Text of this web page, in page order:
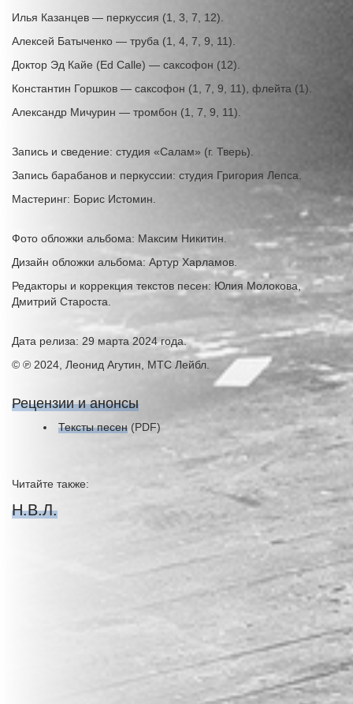
Илья Казанцев — перкуссия (1, 3, 7, 12).
Алексей Батыченко — труба (1, 4, 7, 9, 11).
Доктор Эд Кайе (Ed Calle) — саксофон (12).
Константин Горшков — саксофон (1, 7, 9, 11), флейта (1).
Александр Мичурин — тромбон (1, 7, 9, 11).
Запись и сведение: студия «Салам» (г. Тверь).
Запись барабанов и перкуссии: студия Григория Лепса.
Мастеринг: Борис Истомин.
Фото обложки альбома: Максим Никитин.
Дизайн обложки альбома: Артур Харламов.
Редакторы и коррекция текстов песен: Юлия Молокова,
Дмитрий Староста.
Дата релиза: 29 марта 2024 года.
© ℗ 2024, Леонид Агутин, МТС Лейбл.
Рецензии и анонсы
Тексты песен (PDF)
Читайте также:
Н.В.Л.